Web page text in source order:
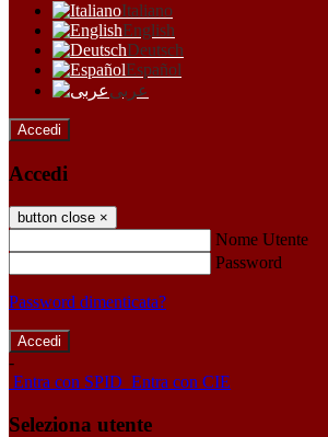
Italiano
English
Deutsch
Español
عربى
Accedi
Accedi
button close ×
Nome Utente
Password
Password dimenticata?
-
Entra con SPID Entra con CIE
Seleziona utente